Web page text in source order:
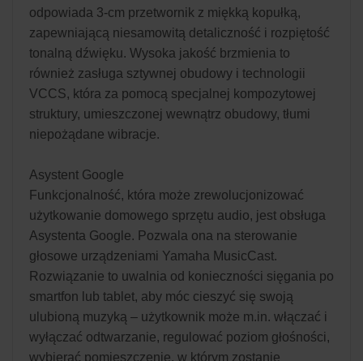
odpowiada 3-cm przetwornik z miękką kopułką,
zapewniającą niesamowitą detaliczność i rozpiętość
tonalną dźwięku. Wysoka jakość brzmienia to
również zasługa sztywnej obudowy i technologii
VCCS, która za pomocą specjalnej kompozytowej
struktury, umieszczonej wewnątrz obudowy, tłumi
niepożądane wibracje.
Asystent Google
Funkcjonalność, która może zrewolucjonizować
użytkowanie domowego sprzętu audio, jest obsługa
Asystenta Google. Pozwala ona na sterowanie
głosowe urządzeniami Yamaha MusicCast.
Rozwiązanie to uwalnia od konieczności sięgania po
smartfon lub tablet, aby móc cieszyć się swoją
ulubioną muzyką – użytkownik może m.in. włączać i
wyłączać odtwarzanie, regulować poziom głośności,
wybierać pomieszczenie, w którym zostanie